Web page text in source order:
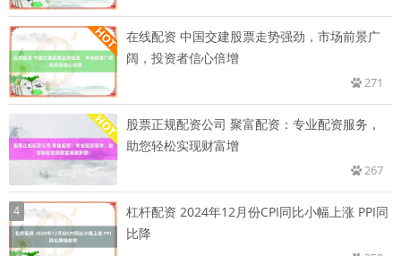
在线配资 中国交建股票走势强劲，市场前景广
阔，投资者信心倍增
271
股票正规配资公司 聚富配资：专业配资服务，
助您轻松实现财富增
267
4
杠杆配资 2024年12月份CPI同比小幅上涨 PPI同
比降